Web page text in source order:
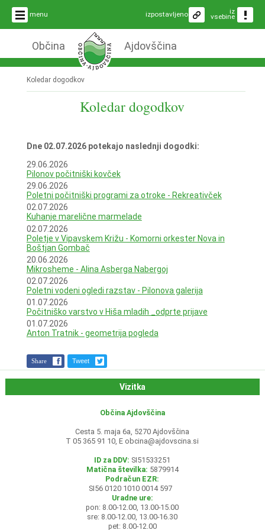
menu iz
vsebine
izpostavljeno
Občina Ajdovščina
Koledar dogodkov
Koledar dogodkov
Dne 02.07.2026 potekajo naslednji dogodki:
29.06.2026
Pilonov počitniški kovček
29.06.2026
Poletni počitniški programi za otroke - Rekreativček
02.07.2026
Kuhanje marelične marmelade
02.07.2026
Poletje v Vipavskem Križu - Komorni orkester Nova in
Boštjan Gombač
20.06.2026
Mikrosheme - Alina Asberga Nabergoj
02.07.2026
Poletni vodeni ogledi razstav - Pilonova galerija
01.07.2026
Počitniško varstvo v Hiša mladih _odprte prijave
01.07.2026
Anton Tratnik - geometrija pogleda
Share Tweet
Vizitka
Občina Ajdovščina
Cesta 5. maja 6a, 5270 Ajdovščina
T 05 365 91 10, E obcina@ajdovscina.si
ID za DDV: SI51533251
Matična številka: 5879914
Podračun EZR:
SI56 0120 1010 0014 597
Uradne ure:
pon: 8.00-12.00, 13.00-15.00
sre: 8.00-12.00, 13.00-16.30
pet: 8.00-12.00